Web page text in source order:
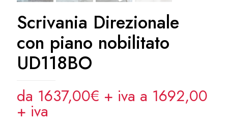
Scrivania Direzionale
con piano nobilitato
UD118BO
da 1637,00€ + iva a 1692,00
+ iva